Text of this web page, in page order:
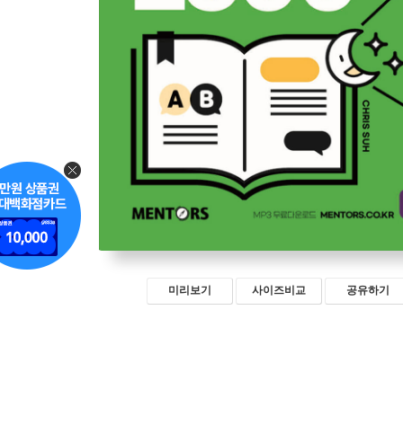
미리보기 사이즈비교 공유하기